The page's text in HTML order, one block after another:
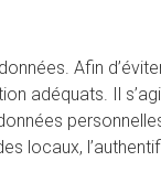
Afin
adéquats. Il
locaux,